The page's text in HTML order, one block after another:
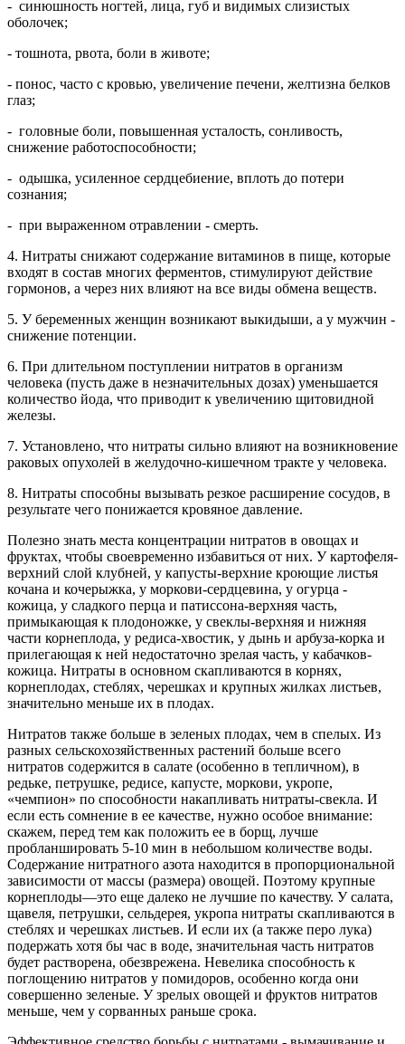
- синюшность ногтей, лица, губ и видимых слизистых
оболочек;
- тошнота, рвота, боли в животе;
- понос, часто с кровью, увеличение печени, желтизна белков
глаз;
- головные боли, повышенная усталость, сонливость,
снижение работоспособности;
- одышка, усиленное сердцебиение, вплоть до потери
сознания;
- при выраженном отравлении - смерть.
4. Нитраты снижают содержание витаминов в пище, которые
входят в состав многих ферментов, стимулируют действие
гормонов, а через них влияют на все виды обмена веществ.
5. У беременных женщин возникают выкидыши, а у мужчин -
снижение потенции.
6. При длительном поступлении нитратов в организм
человека (пусть даже в незначительных дозах) уменьшается
количество йода, что приводит к увеличению щитовидной
железы.
7. Установлено, что нитраты сильно влияют на возникновение
раковых опухолей в желудочно-кишечном тракте у человека.
8. Нитраты способны вызывать резкое расширение сосудов, в
результате чего понижается кровяное давление.
Полезно знать места концентрации нитратов в овощах и
фруктах, чтобы своевременно избавиться от них. У картофеля-
верхний слой клубней, у капусты-верхние кроющие листья
кочана и кочерыжка, у моркови-сердцевина, у огурца -
кожица, у сладкого перца и патиссона-верхняя часть,
примыкающая к плодоножке, у свеклы-верхняя и нижняя
части корнеплода, у редиса-хвостик, у дынь и арбуза-корка и
прилегающая к ней недостаточно зрелая часть, у кабачков-
кожица. Нитраты в основном скапливаются в корнях,
корнеплодах, стеблях, черешках и крупных жилках листьев,
значительно меньше их в плодах.
Нитратов также больше в зеленых плодах, чем в спелых. Из
разных сельскохозяйственных растений больше всего
нитратов содержится в салате (особенно в тепличном), в
редьке, петрушке, редисе, капусте, моркови, укропе,
«чемпион» по способности накапливать нитраты-свекла. И
если есть сомнение в ее качестве, нужно особое внимание:
скажем, перед тем как положить ее в борщ, лучше
пробланшировать 5-10 мин в небольшом количестве воды.
Содержание нитратного азота находится в пропорциональной
зависимости от массы (размера) овощей. Поэтому крупные
корнеплоды—это еще далеко не лучшие по качеству. У салата,
щавеля, петрушки, сельдерея, укропа нитраты скапливаются в
стеблях и черешках листьев. И если их (а также перо лука)
подержать хотя бы час в воде, значительная часть нитратов
будет растворена, обезврежена. Невелика способность к
поглощению нитратов у помидоров, особенно когда они
совершенно зеленые. У зрелых овощей и фруктов нитратов
меньше, чем у сорванных раньше срока.